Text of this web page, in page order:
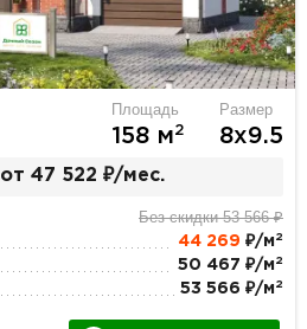
Площадь
158 м2
Размер
8х9.5
от 47 522 ₽/мес.
Без скидки 53 566 ₽
44 269 ₽/м 2
50 467 ₽/м 2
53 566 ₽/м 2